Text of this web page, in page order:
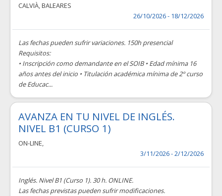
CALVIÀ,BALEARES
26/10/2026 - 18/12/2026
Las fechas pueden sufrir variaciones. 150h presencial
Requisitos:
• Inscripción como demandante en el SOIB • Edad mínima 16
años antes del inicio • Titulación académica mínima de 2º curso
de Educac...
AVANZA EN TU NIVEL DE INGLÉS.
NIVEL B1 (CURSO 1)
ON-LINE,
3/11/2026 - 2/12/2026
Inglés. Nivel B1 (Curso 1). 30 h. ONLINE.
Las fechas previstas pueden sufrir modificaciones.